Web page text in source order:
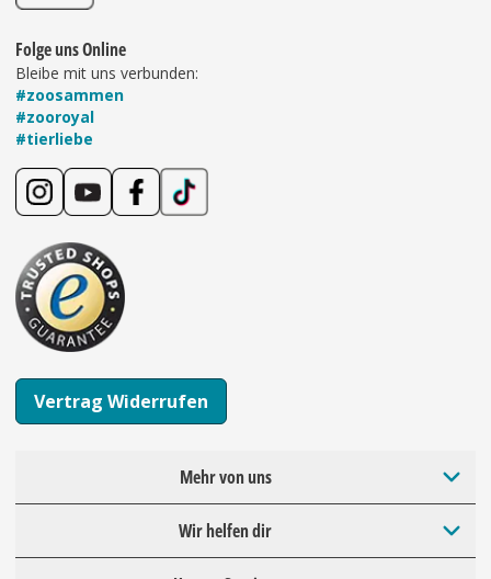
Folge uns Online
Bleibe mit uns verbunden:
#zoosammen
#zooroyal
#tierliebe
Vertrag Widerrufen
Mehr von uns
Wir helfen dir